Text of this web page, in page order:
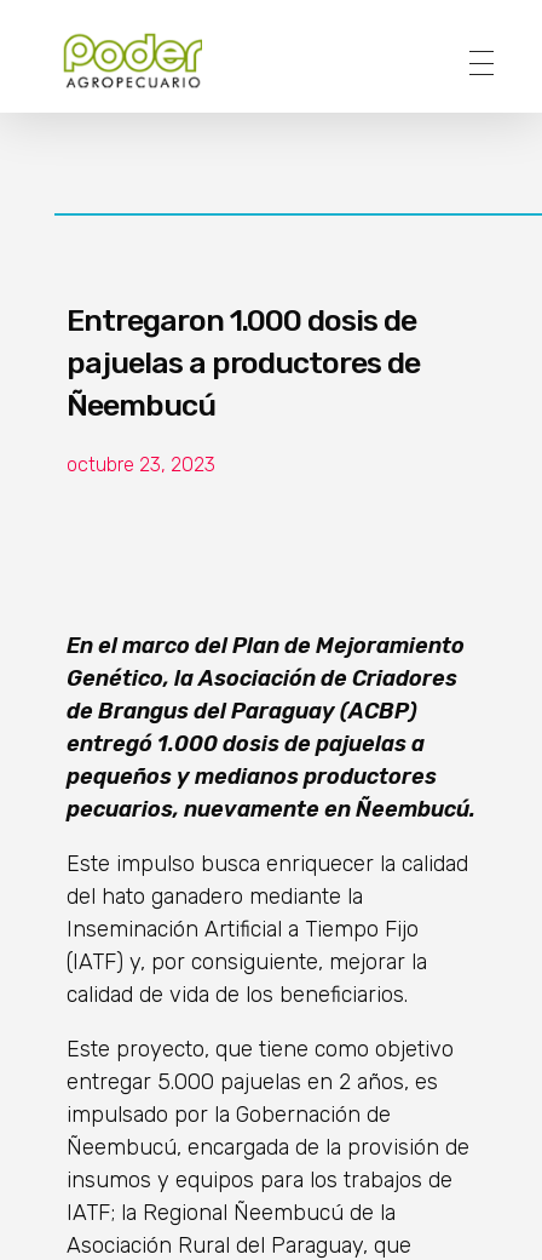
Entregaron 1.000 dosis de
pajuelas a productores de
Ñeembucú
octubre 23, 2023
En el marco del Plan de Mejoramiento
Genético, la Asociación de Criadores
de Brangus del Paraguay (ACBP)
entregó 1.000 dosis de pajuelas a
pequeños y medianos productores
pecuarios, nuevamente en Ñeembucú.
Este impulso busca enriquecer la calidad
del hato ganadero mediante la
Inseminación Artificial a Tiempo Fijo
(IATF) y, por consiguiente, mejorar la
calidad de vida de los beneficiarios.
Este proyecto, que tiene como objetivo
entregar 5.000 pajuelas en 2 años, es
impulsado por la Gobernación de
Ñeembucú, encargada de la provisión de
insumos y equipos para los trabajos de
IATF; la Regional Ñeembucú de la
Asociación Rural del Paraguay, que